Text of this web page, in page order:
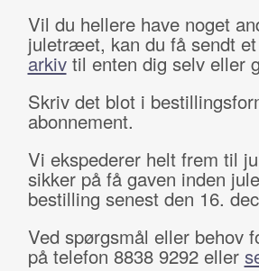
Vil du hellere have noget
juletræet, kan du få sendt
arkivtil enten dig selv eller
Skriv det blot i
abonnement.
Vi ekspederer helt frem til
sikker på få gaven inden
bestilling senest den 16.
Ved spørgsmål eller behov
på telefon 8838 9292 eller